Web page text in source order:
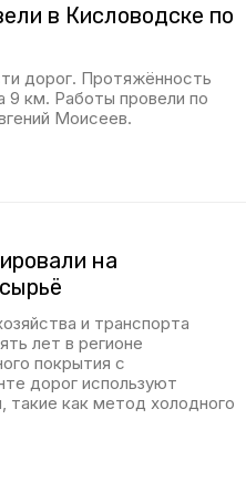
в Кисловодске по
дорог. Протяжённость
9 км. Работы провели по
Моисеев.
на
и транспорта
лет в регионе
покрытия с
дорог используют
такие как метод холодного